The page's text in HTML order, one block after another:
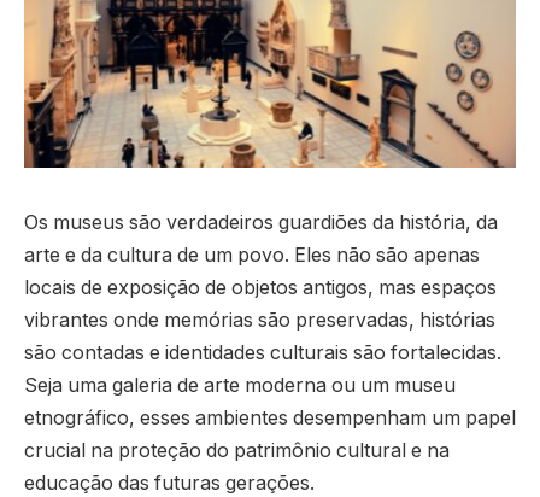
Os museus são verdadeiros guardiões da história, da
arte e da cultura de um povo. Eles não são apenas
locais de exposição de objetos antigos, mas espaços
vibrantes onde memórias são preservadas, histórias
são contadas e identidades culturais são fortalecidas.
Seja uma galeria de arte moderna ou um museu
etnográfico, esses ambientes desempenham um papel
crucial na proteção do patrimônio cultural e na
educação das futuras gerações.